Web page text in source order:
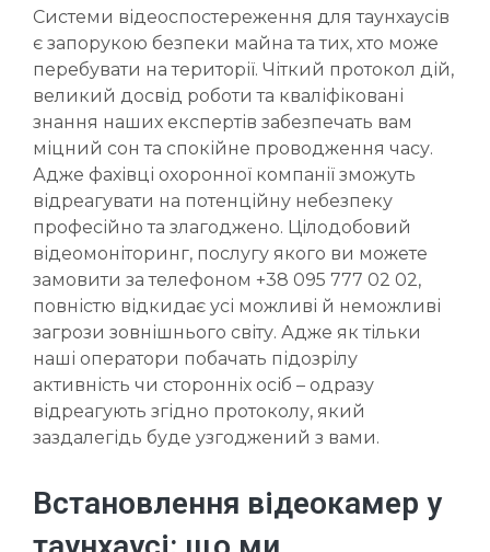
Системи відеоспостереження для таунхаусів
є запорукою безпеки майна та тих, хто може
перебувати на території. Чіткий протокол дій,
великий досвід роботи та кваліфіковані
знання наших експертів забезпечать вам
міцний сон та спокійне проводження часу.
Адже фахівці охоронної компанії зможуть
відреагувати на потенційну небезпеку
професійно та злагоджено. Цілодобовий
відеомоніторинг, послугу якого ви можете
замовити за телефоном +38 095 777 02 02,
повністю відкидає усі можливі й неможливі
загрози зовнішнього світу. Адже як тільки
наші оператори побачать підозрілу
активність чи сторонніх осіб – одразу
відреагують згідно протоколу, який
заздалегідь буде узгоджений з вами.
Встановлення відеокамер у